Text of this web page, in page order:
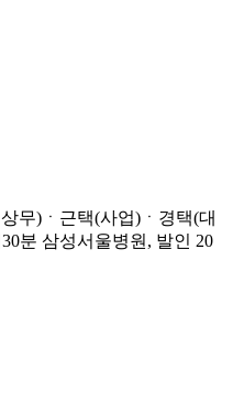
무)ㆍ근택(사업)ㆍ경택(대
분 삼성서울병원, 발인 20